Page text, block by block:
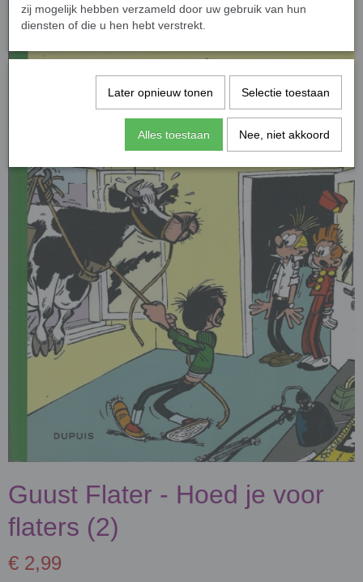
Guust Flater - Hoed je voor
flaters (2)
€ 2,99
zij mogelijk hebben verzameld door uw gebruik van hun
diensten of die u hen hebt verstrekt.
Later opnieuw tonen Selectie toestaan
Alles toestaan Nee, niet akkoord